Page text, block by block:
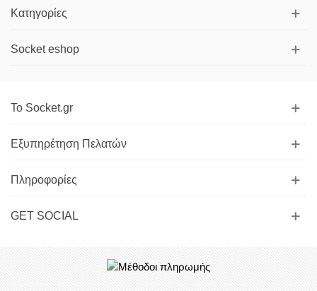
Κατηγορίες
Socket eshop
Το Socket.gr
Εξυπηρέτηση Πελατών
Πληροφορίες
GET SOCIAL